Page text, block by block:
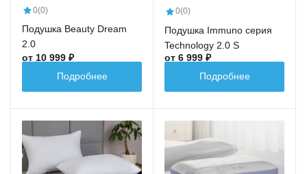
0(0)
Подушка Beauty Dream
2.0
от 10 999 ₽
Подробнее
0(0)
Подушка Immuno серия
Technology 2.0 S
от 6 999 ₽
Подробнее